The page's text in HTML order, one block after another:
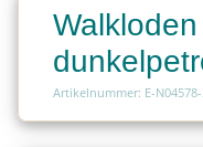
Artikelnummer: E-